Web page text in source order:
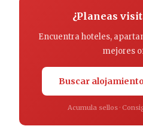
¿Planeas
Encuentra hoteles,
mejores
Buscar
Acumula sellos ·